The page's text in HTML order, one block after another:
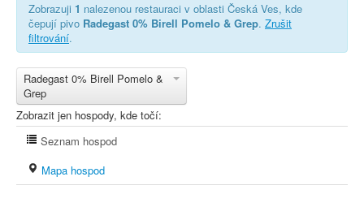
Zobrazuji 1 nalezenou restauraci v oblasti Česká Ves, kde
čepují pivo Radegast 0% Birell Pomelo & Grep. Zrušit
filtrování.
Radegast 0% Birell Pomelo &
Grep
Zobrazit jen hospody, kde točí:
Seznam hospod
Mapa hospod